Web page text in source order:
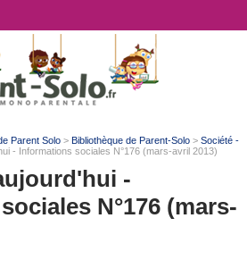
Parent Solo> Bibliothèque de Parent-Solo> Société -
- Informations sociales N°176 (mars-avril 2013)
-
N°176 (mars-